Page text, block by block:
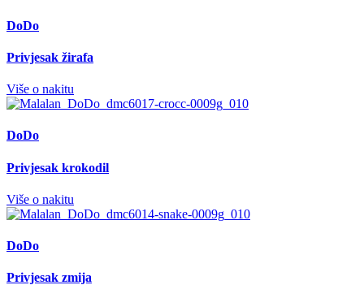
DoDo
Privjesak žirafa
Više o nakitu
DoDo
Privjesak krokodil
Više o nakitu
DoDo
Privjesak zmija